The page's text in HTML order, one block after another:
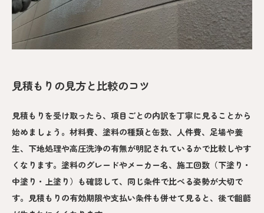
見積もりの見方と比較のコツ
見積もりを受け取ったら、項目ごとの内訳を丁寧に見ることから
始めましょう。材料費、塗料の種類と缶数、人件費、足場や養
生、下地処理や高圧洗浄の有無が明記されているかで比較しやす
くなります。塗料のグレードやメーカー名、施工回数（下塗り・
中塗り・上塗り）も確認して、同じ条件で比べる姿勢が大切で
す。見積もりの有効期限や支払い条件も併せて見ると、後で齟齬